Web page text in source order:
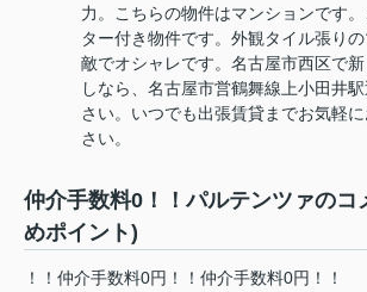
力。こちらの物件はマンションです
ター付き物件です。外観タイル張り
敵でオシャレです。名古屋市西区で
しなら、名古屋市営鶴舞線上小田井
さい。いつでも出張賃貸までお気軽
さい。
仲介手数料0！！パルテンツァのコ
めポイント)
！！仲介手数料0円！！仲介手数料0円！！